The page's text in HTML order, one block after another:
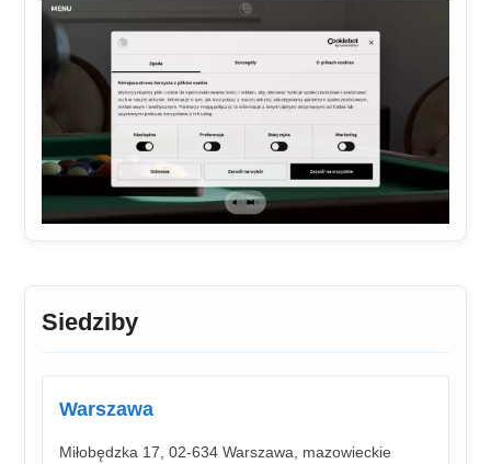
Siedziby
Warszawa
Miłobędzka 17, 02-634 Warszawa, mazowieckie